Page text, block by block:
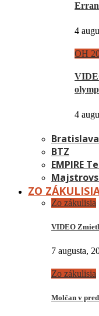
4
OH
4
BTZ
EMPIRE
ZO
Zo zákulisia
VIDEO
7 augusta,
Zo zákulisia
Molčan v